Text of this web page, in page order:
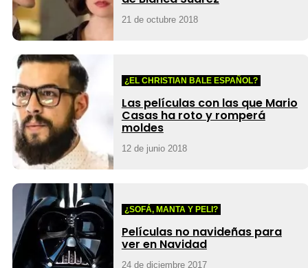
21 de octubre 2018
¿EL CHRISTIAN BALE ESPAÑOL?
Las películas con las que Mario
Casas ha roto y romperá
moldes
12 de junio 2018
¿SOFÁ, MANTA Y PELI?
Películas no navideñas para
ver en Navidad
24 de diciembre 2017